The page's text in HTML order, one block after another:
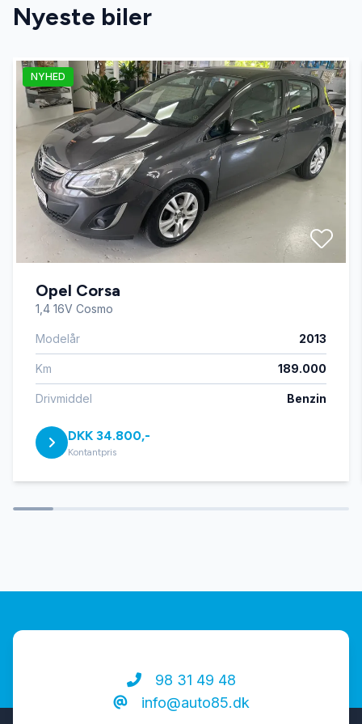
Auto nedblændelig bakspejl
Auto. start/stop
Automatgear
Automatisk fjernlys
Automatisk lys
Automatisk nødbremse
Bakkamera
Bluetooth
Buet lys
Fjernbetjent centrallås
Nyeste biler
NYHED
Opel Corsa
1,4 16V Cosmo
Modelår 2013
Km 189.000
Drivmiddel Benzin
DKK 34.800,-
Kontantpris
98 31 49 48
info@auto85.dk